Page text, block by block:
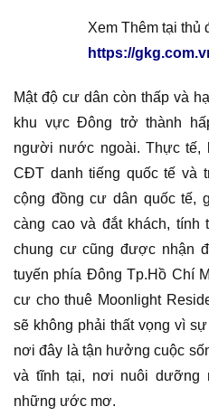
Xem Thêm tại thủ
https://
Mật độ cư dân còn thấp và
khu vực Đông trở thành
người nước ngoài. Thực tế,
CĐT danh tiếng quốc tế và
cộng đồng cư dân quốc tế,
càng cao và đắt khách, tính
chung cư cũng được nhận
tuyến phía Đông Tp.Hồ Chí
cư cho thuê Moonlight
sẽ không phải thất vọng vì
nơi đây là tận hưởng cuộc
và tĩnh tại, nơi nuôi dưỡng
những ước mơ.